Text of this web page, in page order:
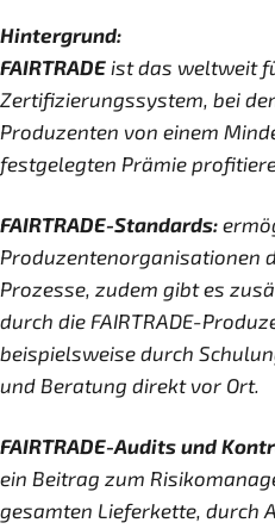
Hintergrund:
FAIRTRADE ist das weltweit
Zertifizierungssystem, bei
Produzenten von einem
festgelegten Prämie
FAIRTRADE-Standards:
Produzentenorganisationen
Prozesse, zudem gibt es
durch die FAIRTRADE-
beispielsweise durch
und Beratung direkt vor Ort.
FAIRTRADE-Audits und
ein Beitrag zum
gesamten Lieferkette, durch